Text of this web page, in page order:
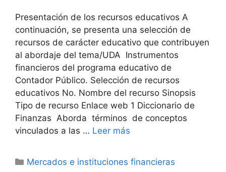
Presentación de los recursos educativos A
continuación, se presenta una selección de
recursos de carácter educativo que contribuyen
al abordaje del tema/UDA Instrumentos
financieros del programa educativo de
Contador Público. Selección de recursos
educativos No. Nombre del recurso Sinopsis
Tipo de recurso Enlace web 1 Diccionario de
Finanzas Aborda términos de conceptos
vinculados a las … Leer más
Categorías
Mercados e instituciones financieras